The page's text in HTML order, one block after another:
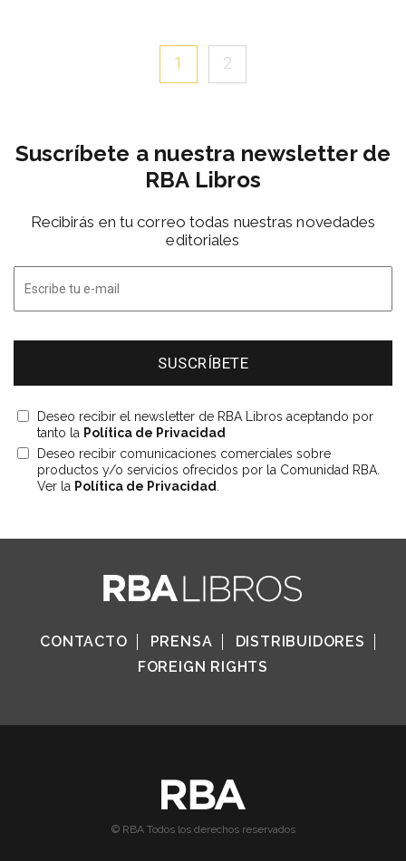
1 2
Suscríbete a nuestra newsletter de
RBA Libros
Recibirás en tu correo todas nuestras novedades
editoriales
Deseo recibir el newsletter de RBA Libros aceptando por
tanto la Política de Privacidad
Deseo recibir comunicaciones comerciales sobre
productos y/o servicios ofrecidos por la Comunidad RBA.
Ver la Política de Privacidad
CONTACTO PRENSA
DISTRIBUIDORES
FOREIGN RIGHTS
© RBA Todos los derechos reservados